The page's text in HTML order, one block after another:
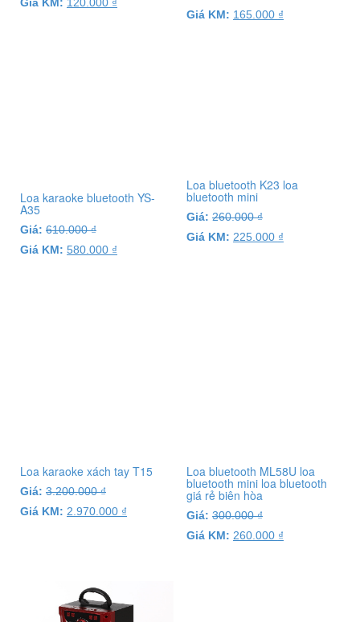
Giá KM: 165.000 ₫
Loa karaoke bluetooth YS-
A35
Giá: 610.000₫
Giá KM: 580.000 ₫
Loa bluetooth K23 loa
bluetooth mini
Giá: 260.000₫
Giá KM: 225.000 ₫
Loa karaoke xách tay T15
Giá: 3.200.000₫
Giá KM: 2.970.000 ₫
Loa bluetooth ML58U loa
bluetooth mini loa bluetooth
giá rẻ biên hòa
Giá: 300.000₫
Giá KM: 260.000 ₫